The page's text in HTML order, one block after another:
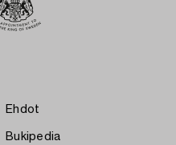
Ehdot
Bukipedia